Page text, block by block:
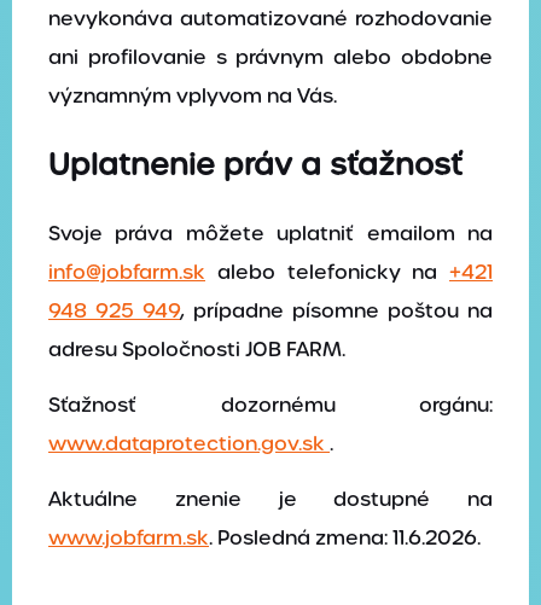
nevykonáva automatizované rozhodovanie
ani profilovanie s právnym alebo obdobne
významným vplyvom na Vás.
Uplatnenie práv a sťažnosť
Svoje práva môžete uplatniť emailom na
info@jobfarm.sk alebo telefonicky na +421
948 925 949, prípadne písomne poštou na
adresu Spoločnosti JOB FARM.
Sťažnosť dozornému orgánu:
www.dataprotection.gov.sk .
Aktuálne znenie je dostupné na
www.jobfarm.sk. Posledná zmena:11.6.2026.